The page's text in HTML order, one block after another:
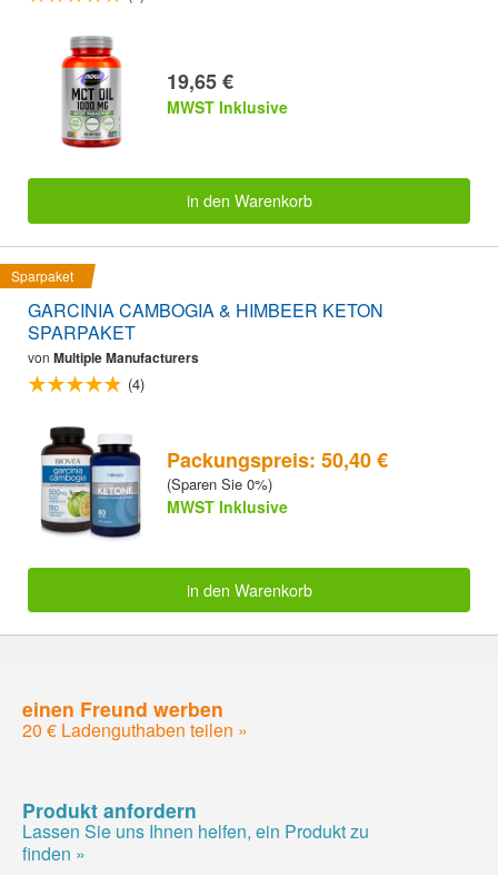
19,65 €
MWST Inklusive
in den Warenkorb
Sparpaket
GARCINIA CAMBOGIA & HIMBEER KETON
SPARPAKET
von Multiple Manufacturers
(4)
Packungspreis: 50,40 €
(Sparen Sie 0%)
MWST Inklusive
in den Warenkorb
einen Freund werben
20 € Ladenguthaben teilen »
Produkt anfordern
Lassen Sie uns Ihnen helfen, ein Produkt zu
finden »